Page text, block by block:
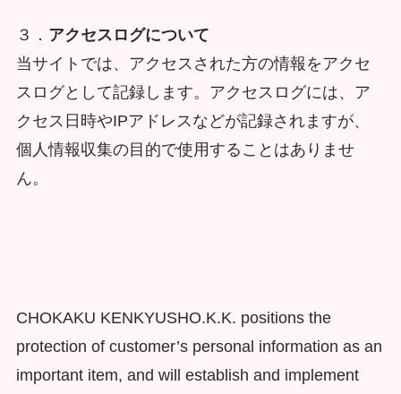
３． アクセスログについて
当サイトでは、アクセスされた方の情報をアクセ
スログとして記録します。アクセスログには、ア
クセス日時やIPアドレスなどが記録されますが、
個人情報収集の目的で使用することはありませ
ん。
CHOKAKU KENKYUSHO.K.K. positions the
protection of customer’s personal information as an
important item, and will establish and implement